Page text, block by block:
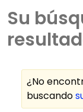
Su
¿No
buscando